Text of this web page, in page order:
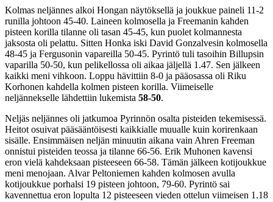
Kolmas neljännes alkoi Hongan näytöksellä ja joukkue paineli 11-2
runilla johtoon 45-40. Laineen kolmosella ja Freemanin kahden
pisteen korilla tilanne oli tasan 45-45, kun puolet kolmannesta
jaksosta oli pelattu. Sitten Honka iski David Gonzalvesin kolmosella
48-45 ja Fergusonin vapareilla 50-45. Pyrintö tuli tasoihin Billupsin
vaparilla 50-50, kun pelikellossa oli aikaa jäljellä 1.47. Sen jälkeen
kaikki meni vihkoon. Loppu hävittiin 8-0 ja pääosassa oli Riku
Korhonen kahdella kolmen pisteen korilla. Viimeiselle
neljännekselle lähdettiin lukemista 58-50.
Neljäs neljännes oli jatkumoa Pyrinnön osalta pisteiden tekemisessä.
Heitot osuivat pääsääntöisesti kaikkialle muualle kuin korirenkaan
sisälle. Ensimmäisen neljän minuutin aikana vain Ahren Freeman
onnistui pisteiden teossa ja tilanne 66-56. Erik Muhonen kavensi
eron vielä kahdeksaan pisteeseen 66-58. Tämän jälkeen kotijoukkue
meni menojaan. Alvar Peltoniemen kahden kolmosen avulla
kotijoukkue porhalsi 19 pisteen johtoon, 79-60. Pyrintö sai
kavennettua eron lopulta 12 pisteeseen vieden ottelun viimeisen 1.18